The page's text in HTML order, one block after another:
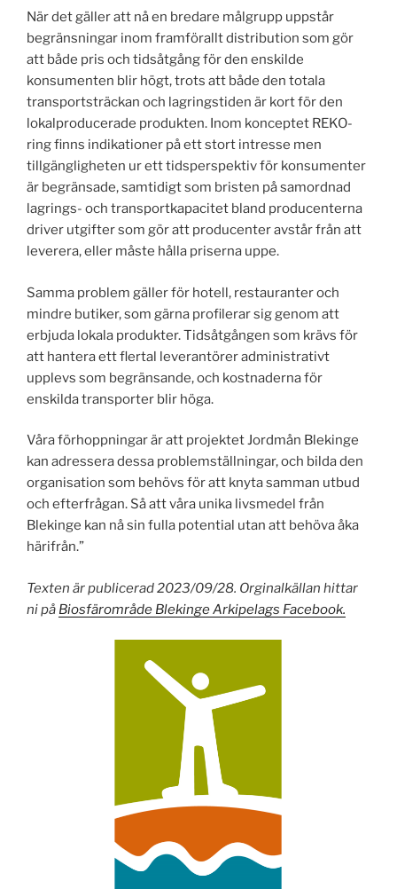
När det gäller att nå en bredare målgrupp uppstår
begränsningar inom framförallt distribution som gör
att både pris och tidsåtgång för den enskilde
konsumenten blir högt, trots att både den totala
transportsträckan och lagringstiden är kort för den
lokalproducerade produkten. Inom konceptet REKO-
ring finns indikationer på ett stort intresse men
tillgängligheten ur ett tidsperspektiv för konsumenter
är begränsade, samtidigt som bristen på samordnad
lagrings- och transportkapacitet bland producenterna
driver utgifter som gör att producenter avstår från att
leverera, eller måste hålla priserna uppe.
Samma problem gäller för hotell, restauranter och
mindre butiker, som gärna profilerar sig genom att
erbjuda lokala produkter. Tidsåtgången som krävs för
att hantera ett flertal leverantörer administrativt
upplevs som begränsande, och kostnaderna för
enskilda transporter blir höga.
Våra förhoppningar är att projektet Jordmån Blekinge
kan adressera dessa problemställningar, och bilda den
organisation som behövs för att knyta samman utbud
och efterfrågan. Så att våra unika livsmedel från
Blekinge kan nå sin fulla potential utan att behöva åka
härifrån.”
Texten är publicerad 2023/09/28. Orginalkällan hittar
ni på Biosfärområde Blekinge Arkipelags Facebook.